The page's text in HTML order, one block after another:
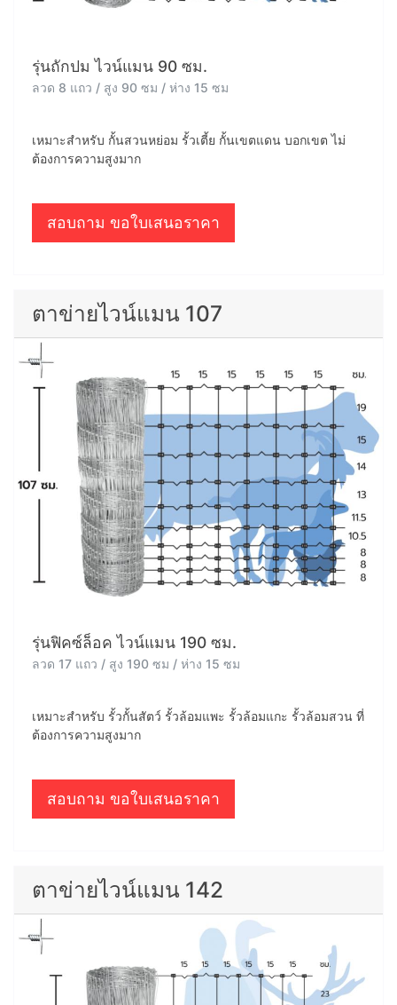
รุ่นถักปม ไวน์แมน 90 ซม.
ลวด 8 แถว / สูง 90 ซม / ห่าง 15 ซม
เหมาะสำหรับ กั้นสวนหย่อม รั้วเตี้ย กั้นเขตแดน บอกเขต ไม่
ต้องการความสูงมาก
สอบถาม ขอใบเสนอราคา
ตาข่ายไวน์แมน 107
รุ่นฟิคซ์ล็อค ไวน์แมน 190 ซม.
ลวด 17 แถว / สูง 190 ซม / ห่าง 15 ซม
เหมาะสำหรับ รั้วกั้นสัตว์ รั้วล้อมแพะ รั้วล้อมแกะ รั้วล้อมสวน ที่
ต้องการความสูงมาก
สอบถาม ขอใบเสนอราคา
ตาข่ายไวน์แมน 142